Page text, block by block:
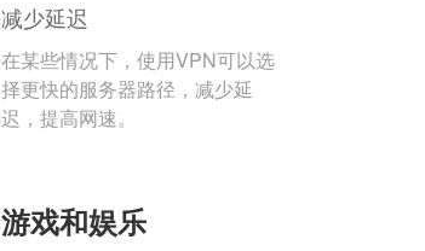
减少延迟
在某些情况下，使用VPN可以选
择更快的服务器路径，减少延
迟，提高网速。
游戏和娱乐